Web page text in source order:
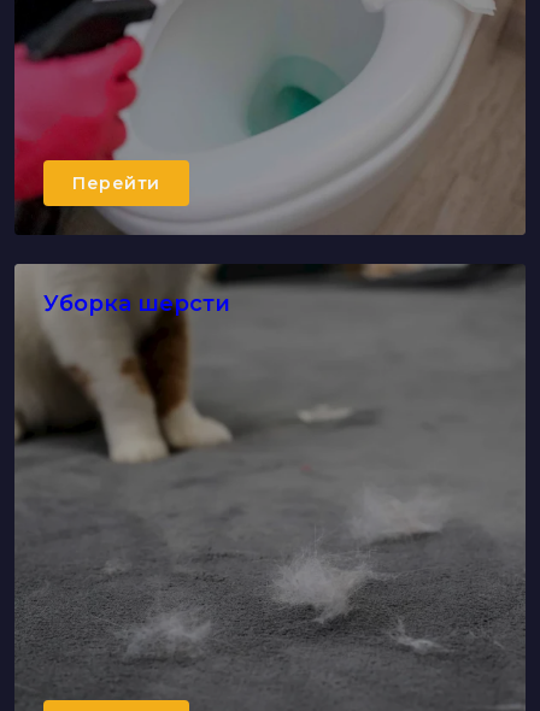
Перейти
Озонирование воздуха Перейти
Уборка шерсти